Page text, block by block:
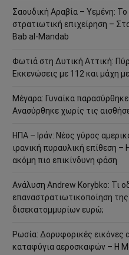
Σαουδική Αραβία – Υεμένη:
στρατιωτική επιχείρηση –
Bab al-Mandab
Φωτιά στη Δυτική Αττική:
Εκκενώσεις με 112 και μάχη
Μέγαρα: Γυναίκα
Ανασύρθηκε χωρίς τις
ΗΠΑ – Ιράν: Νέος γύρος
ιρανική πυραυλική επίθεση
ακόμη πιο επικίνδυνη φάση
Ανάλυση Andrew Korybko: Τι
επαναστρατιωτικοποίηση
δισεκατομμυρίων ευρώ;
Ρωσία: Δορυφορικές
καταφύγια αεροσκαφών – Η